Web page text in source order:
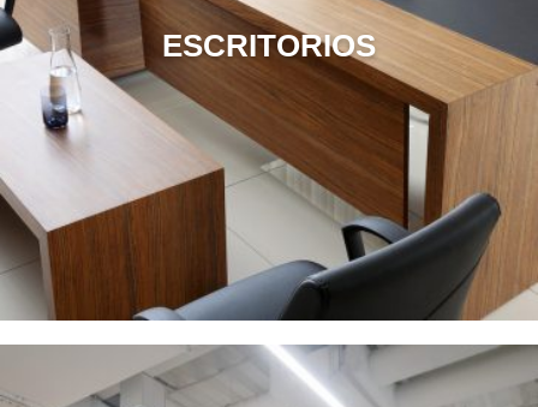
ESCRITORIOS